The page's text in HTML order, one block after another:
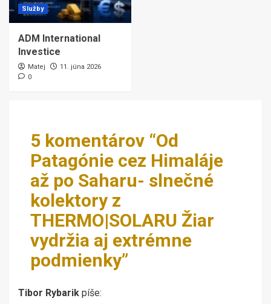
Služby
ADM International
Investice
Matej
11. júna 2026
0
5 komentárov “Od
Patagónie cez Himaláje
až po Saharu- slnečné
kolektory z
THERMO|SOLARU Žiar
vydržia aj extrémne
podmienky”
Tibor Rybarik píše: